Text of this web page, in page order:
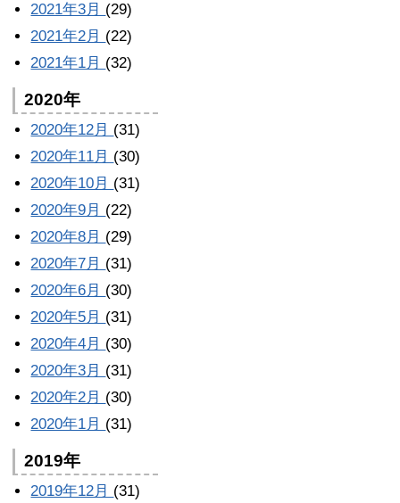
2021年3月 (29)
2021年2月 (22)
2021年1月 (32)
2020年
2020年12月 (31)
2020年11月 (30)
2020年10月 (31)
2020年9月 (22)
2020年8月 (29)
2020年7月 (31)
2020年6月 (30)
2020年5月 (31)
2020年4月 (30)
2020年3月 (31)
2020年2月 (30)
2020年1月 (31)
2019年
2019年12月 (31)